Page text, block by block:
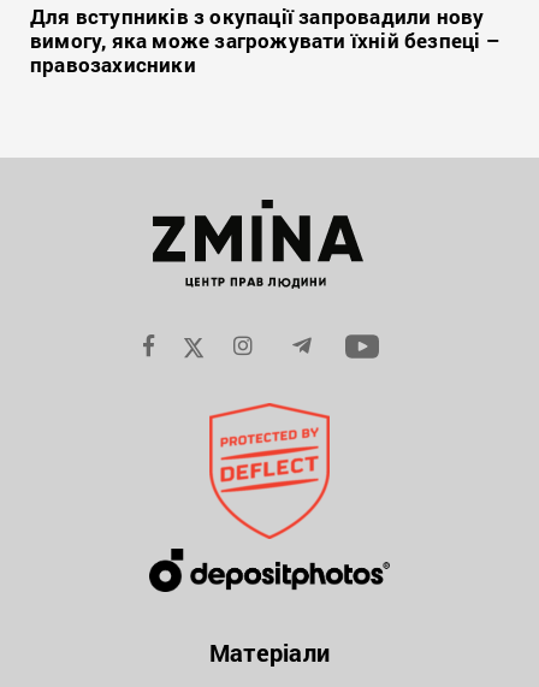
Для вступників з окупації запровадили нову
вимогу, яка може загрожувати їхній безпеці –
правозахисники
Матеріали